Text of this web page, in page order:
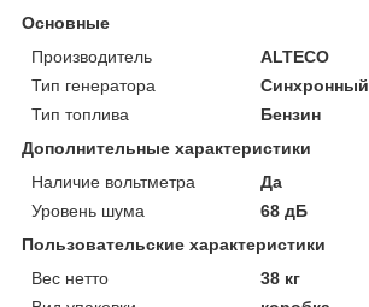
Основные
Производитель
ALTECO
Тип генератора
Синхронный
Тип топлива
Бензин
Дополнительные характеристики
Наличие вольтметра
Да
Уровень шума
68 дБ
Пользовательские характеристики
Вес нетто
38 кг